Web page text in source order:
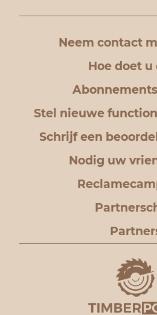
Neem contact
Hoe doet u
Stel nieuwe
Schrijf een
Nodig uw